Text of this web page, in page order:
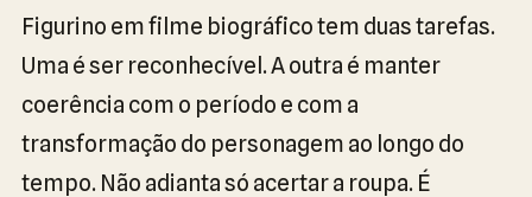
Figurino em filme biográfico tem duas tarefas.
Uma é ser reconhecível. A outra é manter
coerência com o período e com a
transformação do personagem ao longo do
tempo. Não adianta só acertar a roupa. É